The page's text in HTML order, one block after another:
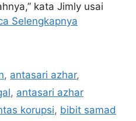
kata Jimly usai
Selengkapnya
, antasari azhar,
, antasari azhar
korupsi, bibit samad